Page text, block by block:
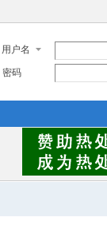
用户名
密码